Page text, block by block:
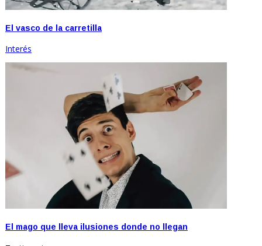
El vasco de la carretilla
Interés
El mago que lleva ilusiones donde no llegan